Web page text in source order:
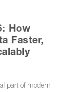
How
Faster,
part of modern